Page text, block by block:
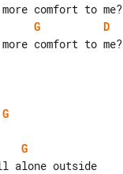
G
D
comfort to me?
G
G